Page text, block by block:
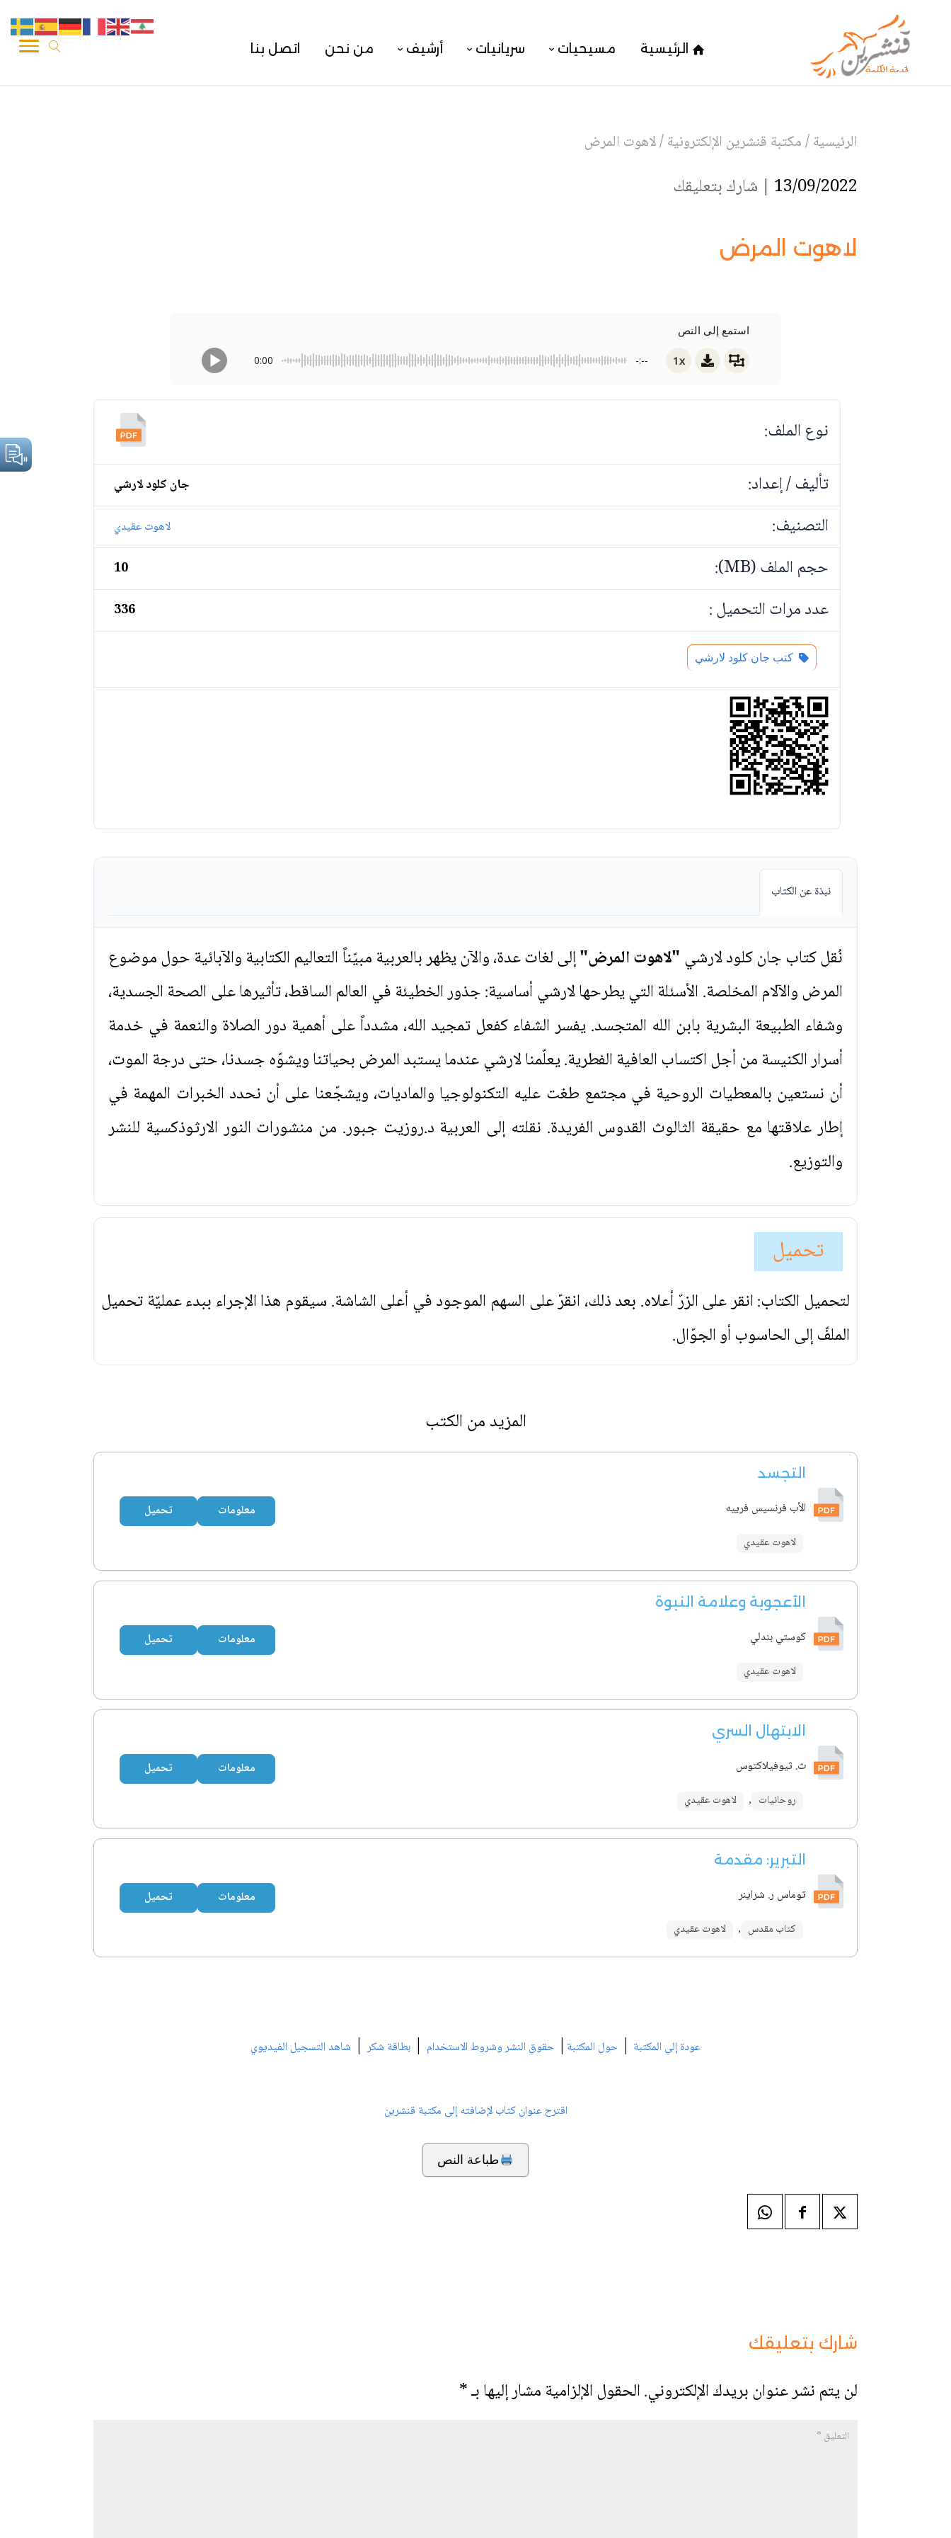
الرئيسية مسيحيات سريانيات أرشيف من نحن اتصل بنا
الرئيسية/مكتبة قنشرين الإلكترونية/لاهوت المرض
13/09/2022 | شارك بتعليقك
لاهوت المرض
استمع إلى النص
0:00 -:-- 1x
نوع الملف:
تأليف / إعداد:
جان كلود لارشي
التصنيف: لاهوت عقيدي
حجم الملف (MB): 10
عدد مرات التحميل : 336
كتب جان كلود لارشي
نبذة عن الكتاب
نُقل كتاب جان كلود لارشي"لاهوت المرض"إلى لغات عدة، والآن يظهر بالعربية مبيّناً التعاليم الكتابية والآبائية حول موضوع
المرض والآلام المخلصة. الأسئلة التي يطرحها لارشي أساسية: جذور الخطيئة في العالم الساقط، تأثيرها على الصحة الجسدية،
وشفاء الطبيعة البشرية بابن الله المتجسد. يفسر الشفاء كفعل تمجيد الله، مشدداً على أهمية دور الصلاة والنعمة في خدمة
أسرار الكنيسة من أجل اكتساب العافية الفطرية. يعلّمنا لارشي عندما يستبد المرض بحياتنا ويشوّه جسدنا، حتى درجة الموت،
أن نستعين بالمعطيات الروحية في مجتمع طغت عليه التكنولوجيا والماديات، ويشجّعنا على أن نحدد الخبرات المهمة في
إطار علاقتها مع حقيقة الثالوث القدوس الفريدة. نقلته إلى العربية د.روزيت جبور. من منشورات النور الارثوذكسية للنشر
والتوزيع.
تحميل
لتحميل الكتاب: انقر على الزرّ أعلاه. بعد ذلك، انقرّ على السهم الموجود في أعلى الشاشة. سيقوم هذا الإجراء ببدء عمليّة تحميل
الملفّ إلى الحاسوب أو الجوّال.
المزيد من الكتب
التجسد
الأب فرنسيس فرييه
لاهوت عقيدي
معلومات تحميل
الأعجوبة وعلامة النبوة
كوستي بندلي
لاهوت عقيدي
معلومات تحميل
الابتهال السري
ث. ثيوفيلاكتوس
روحانيات , لاهوت عقيدي
معلومات تحميل
التبرير: مقدمة
توماس ر. شراينر
كتاب مقدس , لاهوت عقيدي
معلومات تحميل
عودة إلى المكتبة | حول المكتبة | حقوق النشر وشروط الاستخدام | بطاقة شكر| شاهد التسجيل الفيديوي
اقترح عنوان كتاب لإضافته إلى مكتبة قنشرين
طباعة النص
شارك بتعليقك
لن يتم نشر عنوان بريدك الإلكتروني.الحقول الإلزامية مشار إليها بـ*